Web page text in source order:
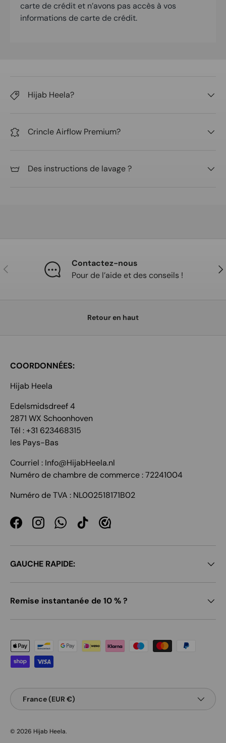
carte de crédit et n’avons pas accès à vos
informations de carte de crédit.
Hijab Heela?
Crincle Airflow Premium?
Des instructions de lavage ?
Précédent
Contactez-nous
Pour de l’aide et des conseils !
Retour en haut
COORDONNÉES:
Hijab Heela
Edelsmidsdreef 4
2871 WX Schoonhoven
Tél : +31 623468315
les Pays-Bas
Courriel : Info@HijabHeela.nl
Numéro de chambre de commerce : 72241004
Numéro de TVA : NL002518171B02
FacebookInstagramWhatsApp
TikTok
GAUCHE RAPIDE:
Remise instantanée de 10 % ?
Moyens de paiement acceptés
Pays
France (EUR €)
© 2026 Hijab Heela.